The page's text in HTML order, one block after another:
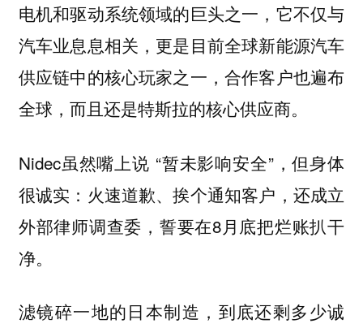
电机和驱动系统领域的巨头之一，它不仅与
汽车业息息相关，更是目前全球新能源汽车
供应链中的核心玩家之一，合作客户也遍布
全球，而且还是特斯拉的核心供应商。
Nidec虽然嘴上说 “暂未影响安全”，但身体
很诚实：火速道歉、挨个通知客户，还成立
外部律师调查委，誓要在8月底把烂账扒干
净。
滤镜碎一地的日本制造，到底还剩多少诚